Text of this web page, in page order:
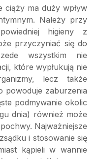
ciąży ma duży wpływ
Należy przy
higieny z
przyczyniać się do
wszystkim nie
które wypłukują nie
lecz także
powoduje zaburzenia
podmywanie okolic
dnia) również może
Najważniejsze
i stosowanie się
kąpieli w wannie